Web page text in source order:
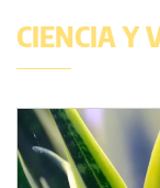
CIENCIA Y